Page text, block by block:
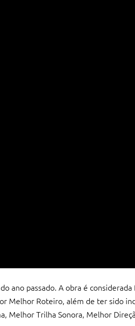
ano passado. A obra é
Melhor Roteiro, além de ter sido
Melhor Trilha Sonora, Melhor